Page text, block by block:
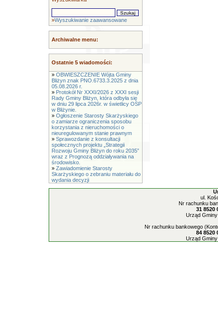
»Wyszukiwanie zaawansowane
Archiwalne menu:
Ostatnie 5 wiadomości:
» OBWIESZCZENIE Wójta Gminy
Bliżyn znak PNO.6733.3.2025 z dnia
05.08.2026 r.
» Protokół Nr XXXI/2026 z XXXI sesji
Rady Gminy Bliżyn, która odbyła się
w dniu 29 lipca 2026r. w świetlicy OSP
w Bliżynie.
» Ogłoszenie Starosty Skarżyskiego
o zamiarze ograniczenia sposobu
korzystania z nieruchomości o
nieuregulowanym stanie prawnym
» Sprawozdanie z konsultacji
społecznych projektu „Strategii
Rozwoju Gminy Bliżyn do roku 2035”
wraz z Prognozą oddziaływania na
środowisko.
» Zawiadomienie Starosty
Skarżyskiego o zebraniu materiału do
wydania decyzji
ul.
Nr rachunku
31 8520
Urząd
Nr rachunku bankowego
84 8520
Urząd